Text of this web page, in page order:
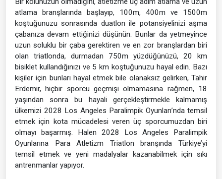
atlama branşlarında başlayıp, 100m, 400m ve 1500m
koştuğunuzu sonrasında duatlon ile potansiyelinizi aşma
çabanıza devam ettiğinizi düşünün. Bunlar da yetmeyince
uzun soluklu bir çaba gerektiren ve en zor branşlardan biri
olan triatlonda, durmadan 750m yüzdüğünüzü, 20 km
bisiklet kullandığınızı ve 5 km koştuğunuzu hayal edin. Bazı
kişiler için bunları hayal etmek bile olanaksız gelirken, Tahir
Erdemir, hiçbir sporcu geçmişi olmamasına rağmen, 18
yaşından sonra bu hayali gerçekleştirmekle kalmamış
ülkemizi 2028 Los Angeles Paralimpik Oyunları’nda temsil
etmek için kota mücadelesi veren üç sporcumuzdan biri
olmayı başarmış. Halen 2028 Los Angeles Paralimpik
Oyunlarına Para Atletizm Triatlon branşında Türkiye’yi
temsil etmek ve yeni madalyalar kazanabilmek için sıkı
antrenmanlar yapıyor.